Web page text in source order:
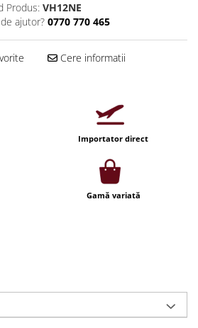
miscare
Produs: VH12NE
ajutor? 0770 770 465
Cere informatii
Importator direct
Gamă variată